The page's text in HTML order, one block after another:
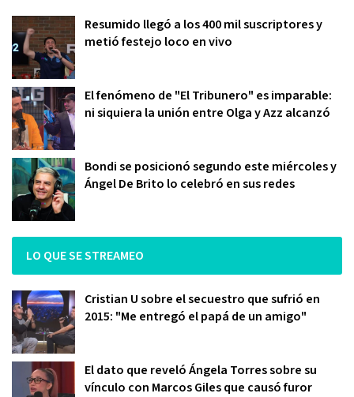
Resumido llegó a los 400 mil suscriptores y
metió festejo loco en vivo
El fenómeno de "El Tribunero" es imparable:
ni siquiera la unión entre Olga y Azz alcanzó
Bondi se posicionó segundo este miércoles y
Ángel De Brito lo celebró en sus redes
LO QUE SE STREAMEO
Cristian U sobre el secuestro que sufrió en
2015: "Me entregó el papá de un amigo"
El dato que reveló Ángela Torres sobre su
vínculo con Marcos Giles que causó furor